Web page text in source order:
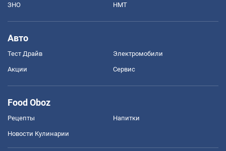
ЗНО НМТ
Авто
Тест Драйв Электромобили
Акции Сервис
Food Oboz
Рецепты Напитки
Новости Кулинарии